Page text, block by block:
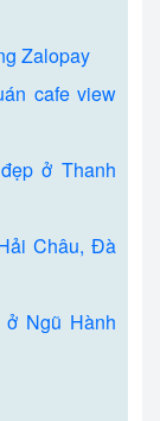
Zalopay
cafe view
ở Thanh
Châu, Đà
Ngũ Hành